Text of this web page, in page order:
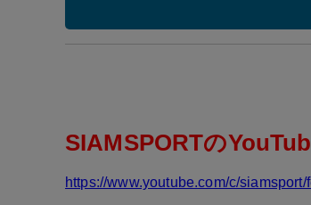
SIAMSPORTの
https://www.youtube.com/c/siamsport/